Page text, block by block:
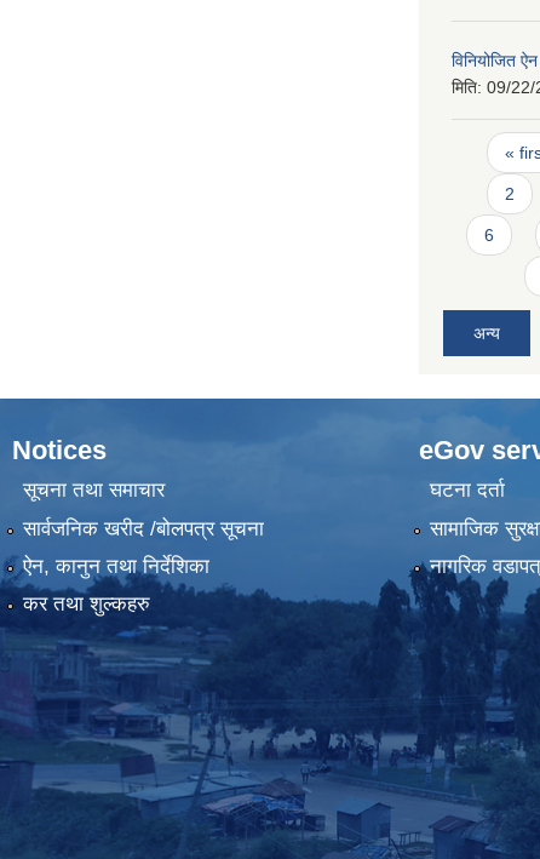
विनियोजित
मिति: 09/22/
Pages
«
2
6
अन्य
Notices
सूचना तथा समाचार
सार्वजनिक खरीद /बोलपत्र सूचना
ऐन, कानुन तथा निर्देशिका
कर तथा शुल्कहरु
eGov
घटना दर्ता
सामाजिक
नागरिक